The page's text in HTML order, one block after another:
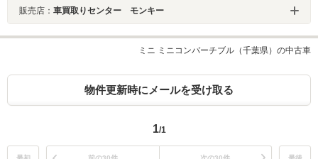
販売店： 車買取りセンター モンキー
ミニ ミニコンバーチブル（千葉県）の中古車
物件更新時にメールを受け取る
1/1